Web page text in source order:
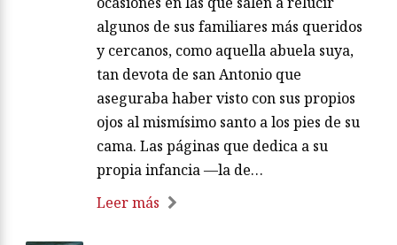
algunos de sus familiares más queridos
y cercanos, como aquella abuela suya,
tan devota de san Antonio que
aseguraba haber visto con sus propios
ojos al mismísimo santo a los pies de su
cama. Las páginas que dedica a su
propia infancia —la de…
Leer más